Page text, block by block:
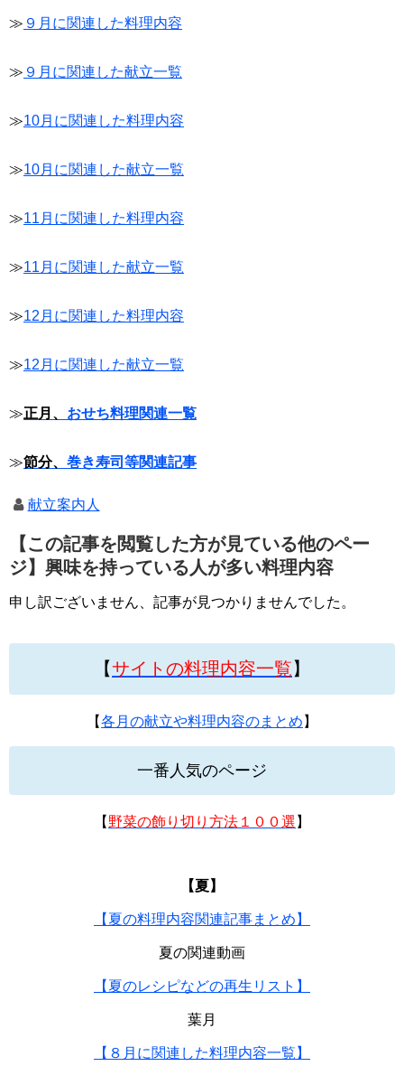
≫ ９月に関連した料理内容
≫ ９月に関連した献立一覧
≫10月に関連した料理内容
≫10月に関連した献立一覧
≫11月に関連した料理内容
≫11月に関連した献立一覧
≫12月に関連した料理内容
≫12月に関連した献立一覧
≫正月、 おせち料理関連一覧
≫節分、 巻き寿司等関連記事
献立案内人
【この記事を閲覧した方が見ている他のペー
ジ】興味を持っている人が多い料理内容
申し訳ございません、記事が見つかりませんでした。
【サイトの料理内容一覧】
【各月の献立や料理内容のまとめ 】
一番人気のページ
【 野菜の飾り切り方法１００選 】
【夏】
【夏の料理内容関連記事まとめ】
夏の関連動画
【夏のレシピなどの再生リスト】
葉月
【８月に関連した料理内容一覧】